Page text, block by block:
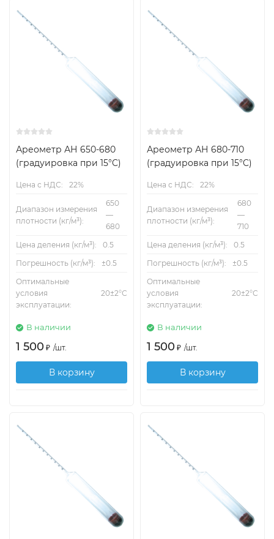
Ареометр АН 650-680
(градуировка при 15°C)
Цена с НДС: 22%
Диапазон измерения
плотности (кг/м³):
650
—
680
Цена деления (кг/м³):
0.5
Погрешность (кг/м³):
±0.5
Оптимальные
условия
эксплуатации:
20±2°С
В наличии
1 500 ₽ /шт.
В корзину
Ареометр АН 680-710
(градуировка при 15°C)
Цена с НДС: 22%
Диапазон измерения
плотности (кг/м³):
680
—
710
Цена деления (кг/м³):
0.5
Погрешность (кг/м³):
±0.5
Оптимальные
условия
эксплуатации:
20±2°С
В наличии
1 500 ₽ /шт.
В корзину